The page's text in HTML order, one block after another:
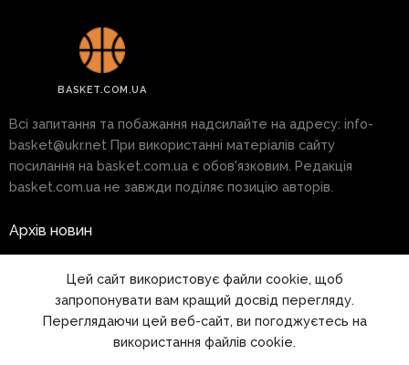
BASKET.COM.UA
Всі запитання та побажання надсилайте на адресу: info-
basket@ukr.net При використанні матеріалів сайту
посилання на basket.com.ua є обов'язковим. Редакція
basket.com.ua не завжди поділяє позицію авторів.
Архів новин
Правила
Цей сайт використовує файли cookie, щоб
запропонувати вам кращий досвід перегляду.
Переглядаючи цей веб-сайт, ви погоджуєтесь на
використання файлів cookie.